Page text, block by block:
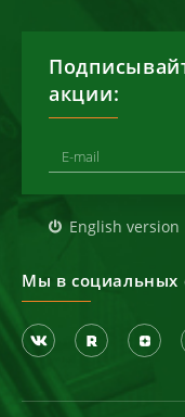
акции:
English version
Мы в социальных